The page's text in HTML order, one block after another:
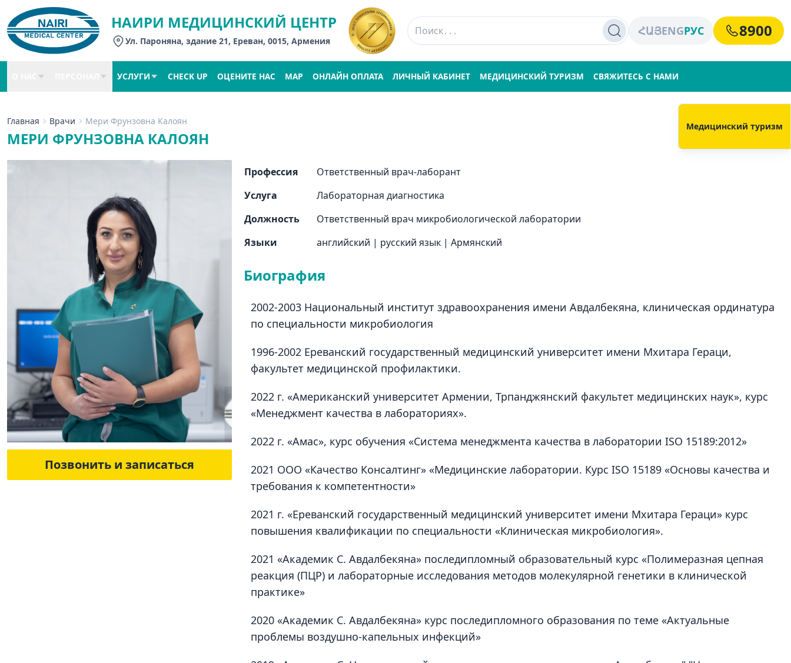
НАИРИ МЕДИЦИНСКИЙ ЦЕНТР
Ул. Пароняна, здание 21, Ереван, 0015, Армения
ՀԱՅENGРУС 8900
УСЛУГИ CHECK UP ОЦЕНИТЕ НАС MAP ОНЛАЙН ОПЛАТА ЛИЧНЫЙ КАБИНЕТ МЕДИЦИНСКИЙ ТУРИЗМ СВЯЖИТЕСЬ С НАМИ
Главная Врачи Мери Фрунзовна Калоян
МЕРИ ФРУНЗОВНА КАЛОЯН
Позвонить и записаться
Профессия
Ответственный врач-лаборант
Услуга
Лабораторная диагностика
Должность
Ответственный врач микробиологической лаборатории
Языки
английский | русский язык | Армянский
Биография
2002-2003 Национальный институт здравоохранения имени Авдалбекяна, клиническая ординатура
по специальности микробиология
1996-2002 Ереванский государственный медицинский университет имени Мхитара Гераци,
факультет медицинской профилактики.
2022 г. «Американский университет Армении, Трпанджянский факультет медицинских наук», курс
«Менеджмент качества в лабораториях».
2022 г. «Амас», курс обучения «Система менеджмента качества в лаборатории ISO 15189:2012»
2021 ООО «Качество Консалтинг» «Медицинские лаборатории. Курс ISO 15189 «Основы качества и
требования к компетентности»
2021 г. «Ереванский государственный медицинский университет имени Мхитара Гераци» курс
повышения квалификации по специальности «Клиническая микробиология».
2021 «Академик С. Авдалбекяна» последипломный образовательный курс «Полимеразная цепная
реакция (ПЦР) и лабораторные исследования методов молекулярной генетики в клинической
практике»
2020 «Академик С. Авдалбекяна» курс последипломного образования по теме «Актуальные
проблемы воздушно-капельных инфекций»
Медицинский туризм